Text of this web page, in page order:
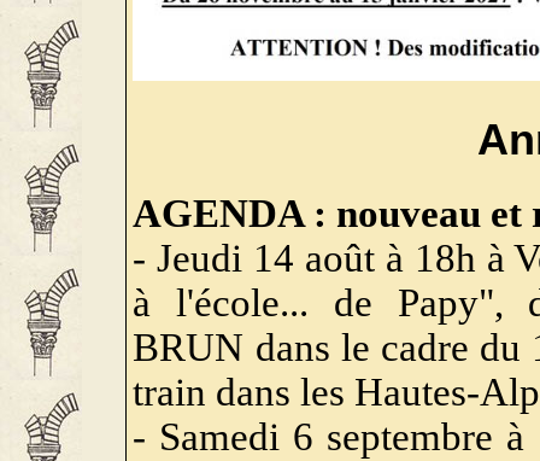
AGENDA : nouveau et
- Jeudi 14 août à 18h à
à l'école... de Papy",
BRUN dans le cadre du
train dans les Hautes-
- Samedi 6 septembre